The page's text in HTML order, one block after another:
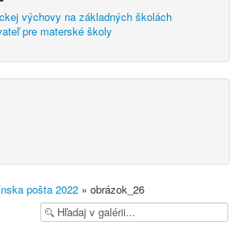
výchovy na základných školách
pre materské školy
pošta 2022 » obrázok_26